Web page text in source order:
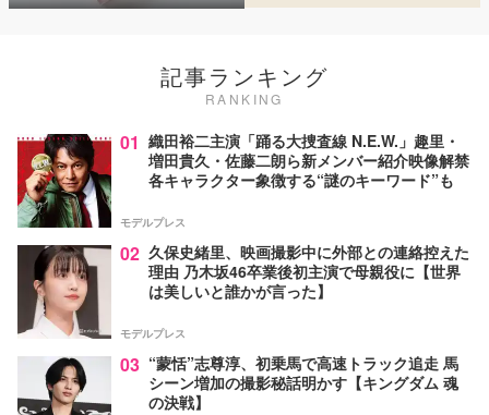
記事ランキング
RANKING
01 織田裕二主演「踊る大捜査線 N.E.W.」趣里・
増田貴久・佐藤二朗ら新メンバー紹介映像解禁
各キャラクター象徴する“謎のキーワード”も
モデルプレス
02 久保史緒里、映画撮影中に外部との連絡控えた
理由 乃木坂46卒業後初主演で母親役に【世界
は美しいと誰かが言った】
モデルプレス
03 “蒙恬”志尊淳、初乗馬で高速トラック追走 馬
シーン増加の撮影秘話明かす【キングダム 魂
の決戦】